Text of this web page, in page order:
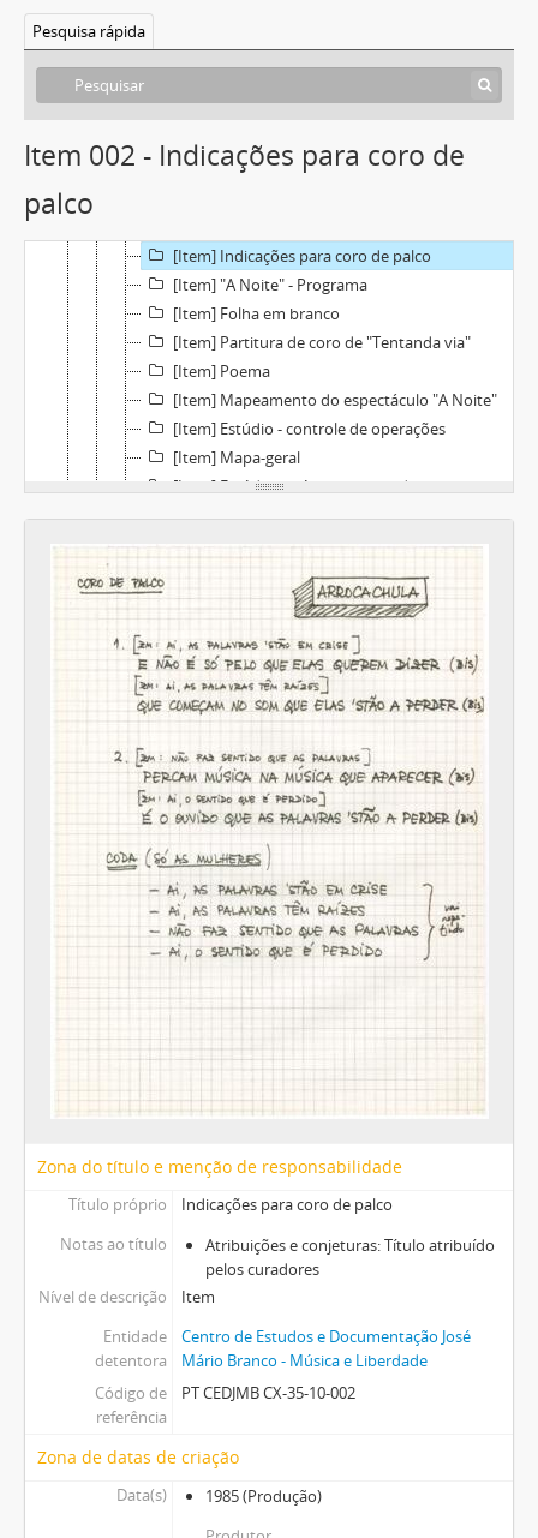
Pesquisa rápida
Item 002 - Indicações para coro de
palco
[Pasta] Shakespeare - Sonho de Uma Noite de Verão
[Pasta] Pasta 7 - António Faria RTP 95
[Pasta] "Quantos é que nós somos?" Disco AA25
[Item] Indicações para coro de palco
[Item] "A Noite" - Programa
[Item] Folha em branco
[Item] Partitura de coro de "Tentanda via"
[Item] Poema
[Item] Mapeamento do espectáculo "A Noite"
[Item] Estúdio - controle de operações
[Item] Mapa-geral
[Item] Estúdio - músicos a convidar
[Item] Calendário de gravações
[Item] Apontamentos
[Item] Excertos de letras de canções
[Item] Alinhamento de canções
[Item] Guias de ocupação do Angel Studio
[Item] Excertos de letras de canções
[Item] Papel com frase
[Item] Indicações para coro de palco
[Item] "A Noite" - Programa
[Item] Indicações para coro de palco para a canção "Arrocachula"
[Item] "A Noite" - Programa
[Item] Indicações para coro de palco
[Item] "A Noite" - Programa
[Item] Partitura
[Item] Cifras de string (cordas) da canção "A Noite"
[Item] "A Noite" - Programa
[Item] Letra da canção "Cantiga do leite"
[Item] Letra da canção "Arrocachula"
[Item] Letra da canção "Moncorvo, torre e gente"
[Item] Letra da canção "Cantiga de trabalho"
[Item] Letra da canção "Cá vai Caneças"
[Item] Texto de "Tentanda via"
[Caixa] Caixa 38
[Caixa] Caixa 42
[Caixa] Caixa 44
[Caixa] Caixa 45
[Caixa] Caixa 46
[Caixa] Caixa 49
[Caixa] Caixa 54
Zona do título e menção de responsabilidade
Título próprio
Indicações para coro de palco
Notas ao título
Atribuições e conjeturas: Título atribuído
pelos curadores
Nível de descrição
Item
Entidade
detentora
Centro de Estudos e Documentação José
Mário Branco - Música e Liberdade
Código de
referência
PT CEDJMB CX-35-10-002
Zona de datas de criação
Data(s) 1985(Produção)